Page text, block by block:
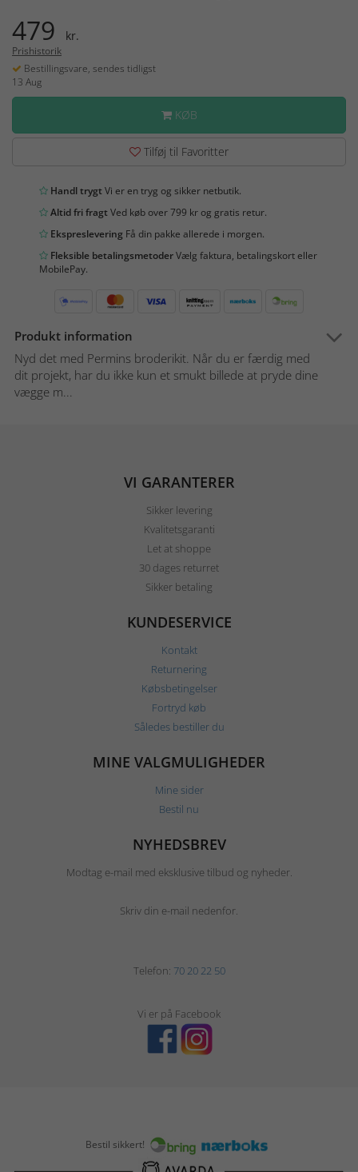
479 kr.
Prishistorik
Bestillingsvare, sendes tidligst
13 Aug
KØB
Tilføj til Favoritter
Handl trygtVi er en tryg og sikker netbutik.
Altid fri fragtVed køb over 799 kr og gratis retur.
Ekspreslevering Få din pakke allerede i morgen.
Fleksible betalingsmetoderVælg faktura, betalingskort eller
MobilePay.
Produkt information
Nyd det med Permins broderikit. Når du er færdig med
dit projekt, har du ikke kun et smukt billede at pryde dine
vægge m...
VI GARANTERER
Sikker levering
Kvalitetsgaranti
Let at shoppe
30 dages returret
Sikker betaling
KUNDESERVICE
Kontakt
Returnering
Købsbetingelser
Fortryd køb
Således bestiller du
MINE VALGMULIGHEDER
Mine sider
Bestil nu
NYHEDSBREV
Modtag e-mail med eksklusive tilbud og nyheder.
Skriv din e-mail nedenfor.
Telefon: 70 20 22 50
Vi er på Facebook
Bestil sikkert!